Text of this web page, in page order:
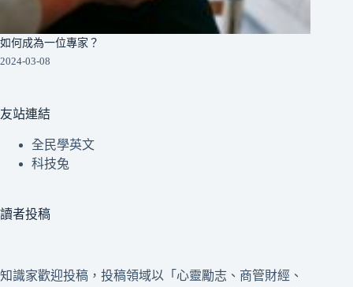
如何成為一位專家？
2024-03-08
友站連結
全民學英文
科技兔
讀者投稿
知識家歡迎投稿，投稿領域以「心靈勵志、商管財經、